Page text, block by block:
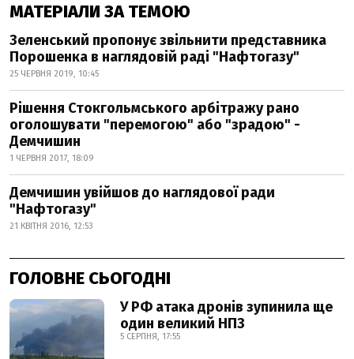
МАТЕРІАЛИ ЗА ТЕМОЮ
Зеленський пропонує звільнити представника
Порошенка в наглядовій раді "Нафтогазу"
25 ЧЕРВНЯ 2019, 10:45
Рішення Стокгольмського арбітражу рано
оголошувати "перемогою" або "зрадою" -
Демчишин
1 ЧЕРВНЯ 2017, 18:09
Демчишин увійшов до наглядової ради
"Нафтогазу"
21 КВІТНЯ 2016, 12:53
ГОЛОВНЕ СЬОГОДНІ
У РФ атака дронів зупинила ще
один великий НПЗ
5 СЕРПНЯ, 17:55